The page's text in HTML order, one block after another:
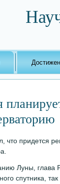
что придется
Луны, глава
спутника,